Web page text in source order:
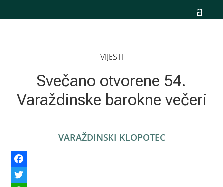
VIJESTI
Svečano otvorene 54.
Varaždinske barokne večeri
VARAŽDINSKI KLOPOTEC